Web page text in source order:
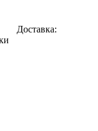
Доставка: